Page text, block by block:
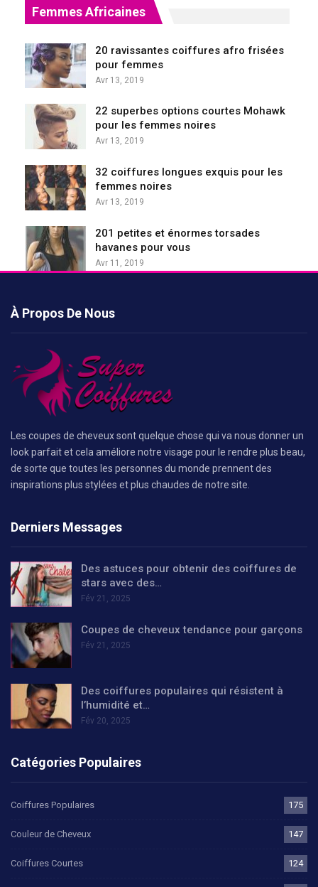
Femmes Africaines
20 ravissantes coiffures afro frisées
pour femmes
Avr 13, 2019
22 superbes options courtes Mohawk
pour les femmes noires
Avr 13, 2019
32 coiffures longues exquis pour les
femmes noires
Avr 13, 2019
201 petites et énormes torsades
havanes pour vous
Avr 11, 2019
À Propos De Nous
Les coupes de cheveux sont quelque chose qui va nous donner un
look parfait et cela améliore notre visage pour le rendre plus beau,
de sorte que toutes les personnes du monde prennent des
inspirations plus stylées et plus chaudes de notre site.
Derniers Messages
Des astuces pour obtenir des coiffures de
stars avec des…
Fév 21, 2025
Coupes de cheveux tendance pour garçons
Fév 21, 2025
Des coiffures populaires qui résistent à
l’humidité et…
Fév 20, 2025
Catégories Populaires
Coiffures Populaires 175
Couleur de Cheveux 147
Coiffures Courtes 124